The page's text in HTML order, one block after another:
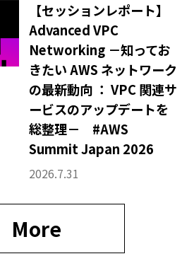
More
【セッションレポート】
Advanced VPC
Networking －知ってお
きたい AWS ネットワーク
の最新動向 ： VPC 関連サ
ービスのアップデートを
総整理－ #AWS
Summit Japan 2026
2026.7.31